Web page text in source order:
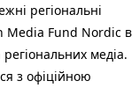
регіональні
Media Fund Nordic в
медіа.
з офіційною